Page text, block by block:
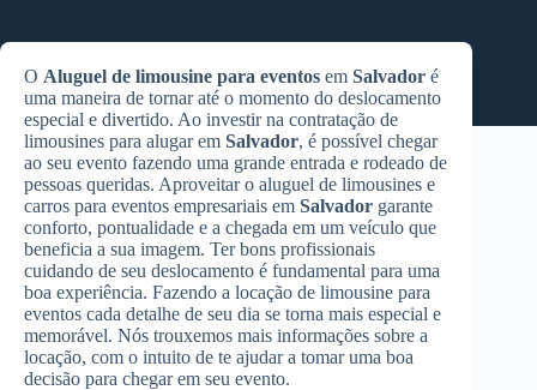
O Aluguel de limousine para eventos em Salvador é
uma maneira de tornar até o momento do deslocamento
especial e divertido. Ao investir na contratação de
limousines para alugar em Salvador, é possível chegar
ao seu evento fazendo uma grande entrada e rodeado de
pessoas queridas. Aproveitar o aluguel de limousines e
carros para eventos empresariais em Salvador garante
conforto, pontualidade e a chegada em um veículo que
beneficia a sua imagem. Ter bons profissionais
cuidando de seu deslocamento é fundamental para uma
boa experiência. Fazendo a locação de limousine para
eventos cada detalhe de seu dia se torna mais especial e
memorável. Nós trouxemos mais informações sobre a
locação, com o intuito de te ajudar a tomar uma boa
decisão para chegar em seu evento.